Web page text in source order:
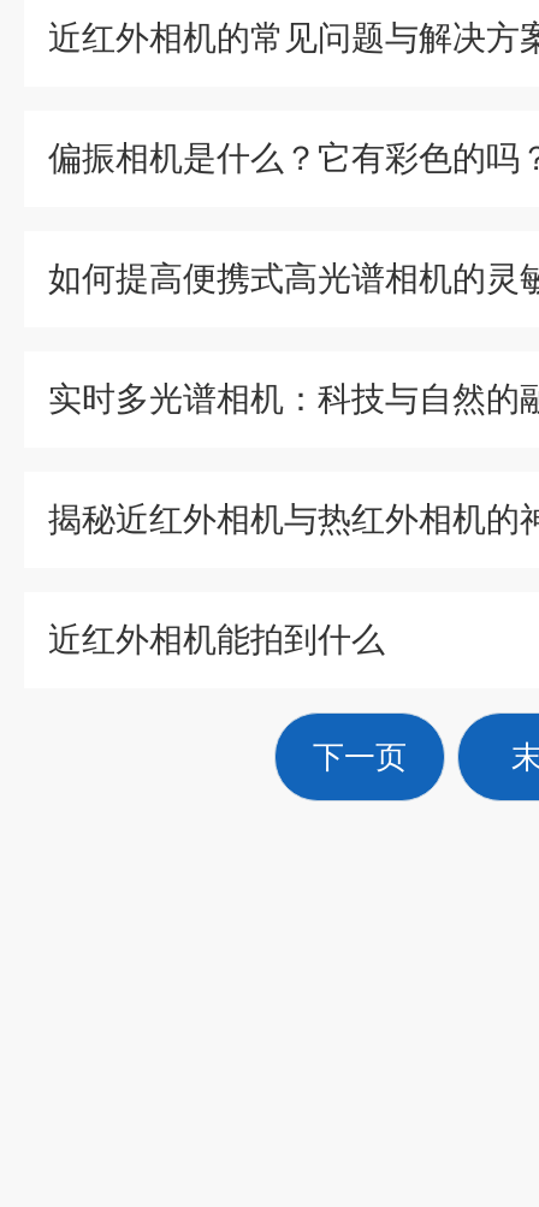
近红外相机的常见问题与解决方
偏振相机是什么？它有彩色的吗
如何提高便携式高光谱相机的灵
实时多光谱相机：科技与自然的
近红外相机能拍到什么
下一页